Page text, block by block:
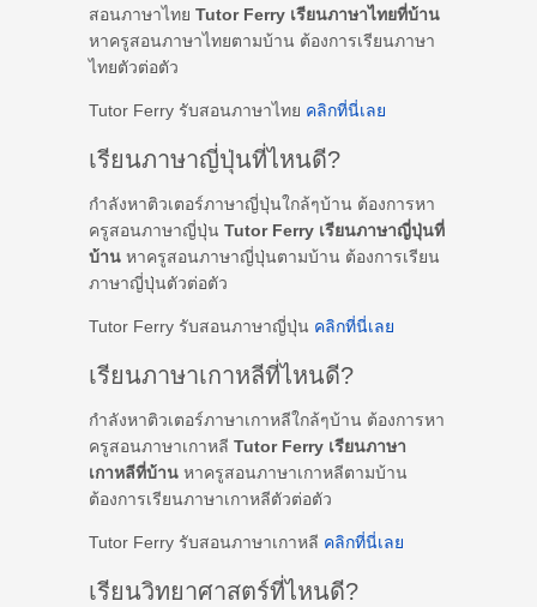
สอนภาษาไทย Tutor Ferry เรียนภาษาไทยที่บ้าน
หาครูสอนภาษาไทยตามบ้าน ต้องการเรียนภาษา
ไทยตัวต่อตัว
Tutor Ferry รับสอนภาษาไทย คลิกที่นี่เลย
เรียนภาษาญี่ปุ่นที่ไหนดี?
กำลังหาติวเตอร์ภาษาญี่ปุ่นใกล้ๆบ้าน ต้องการหา
ครูสอนภาษาญี่ปุ่น Tutor Ferry เรียนภาษาญี่ปุ่นที่
บ้าน หาครูสอนภาษาญี่ปุ่นตามบ้าน ต้องการเรียน
ภาษาญี่ปุ่นตัวต่อตัว
Tutor Ferry รับสอนภาษาญี่ปุ่น คลิกที่นี่เลย
เรียนภาษาเกาหลีที่ไหนดี?
กำลังหาติวเตอร์ภาษาเกาหลีใกล้ๆบ้าน ต้องการหา
ครูสอนภาษาเกาหลี Tutor Ferry เรียนภาษา
เกาหลีที่บ้าน หาครูสอนภาษาเกาหลีตามบ้าน
ต้องการเรียนภาษาเกาหลีตัวต่อตัว
Tutor Ferry รับสอนภาษาเกาหลี คลิกที่นี่เลย
เรียนวิทยาศาสตร์ที่ไหนดี?